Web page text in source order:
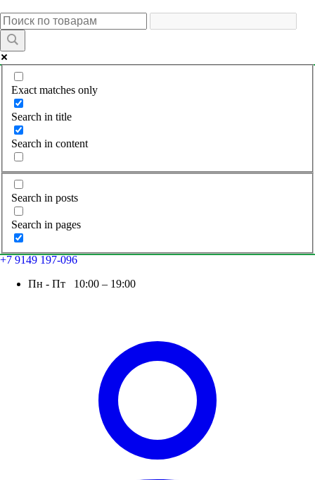
Exact matches only
Search in title
Search in content
Search in posts
Search in pages
+7 9149 197-096
Пн - Пт 10:00 – 19:00